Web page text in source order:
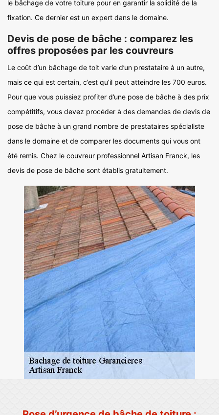
le bâchage de votre toiture pour en garantir la solidité de la
fixation. Ce dernier est un expert dans le domaine.
Devis de pose de bâche : comparez les
offres proposées par les couvreurs
Le coût d’un bâchage de toit varie d’un prestataire à un autre,
mais ce qui est certain, c’est qu’il peut atteindre les 700 euros.
Pour que vous puissiez profiter d’une pose de bâche à des prix
compétitifs, vous devez procéder à des demandes de devis de
pose de bâche à un grand nombre de prestataires spécialiste
dans le domaine et de comparer les documents qui vous ont
été remis. Chez le couvreur professionnel Artisan Franck, les
devis de pose de bâche sont établis gratuitement.